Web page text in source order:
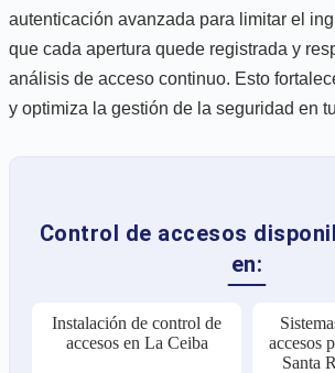
autenticación avanzada para limitar el
que cada apertura quede registrada y
análisis de acceso continuo. Esto
y optimiza la gestión de la seguridad en
Control de accesos
en:
Instalación de control de
accesos en La Ceiba
accesos
Santa